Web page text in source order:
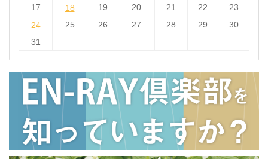
17
18
18 19 20 21 22
23
24
24 25 26 27 28 29
30
31